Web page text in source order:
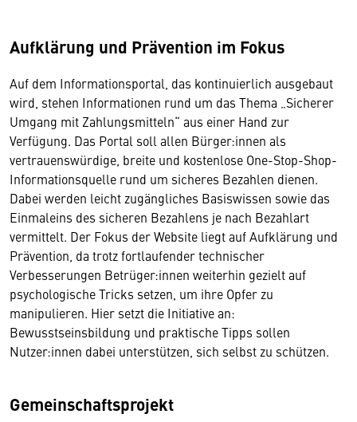
Aufklärung und Prävention im Fokus
Auf dem Informationsportal, das kontinuierlich ausgebaut
wird, stehen Informationen rund um das Thema „Sicherer
Umgang mit Zahlungsmitteln“ aus einer Hand zur
Verfügung. Das Portal soll allen Bürger:innen als
vertrauenswürdige, breite und kostenlose One-Stop-Shop-
Informationsquelle rund um sicheres Bezahlen dienen.
Dabei werden leicht zugängliches Basiswissen sowie das
Einmaleins des sicheren Bezahlens je nach Bezahlart
vermittelt. Der Fokus der Website liegt auf Aufklärung und
Prävention, da trotz fortlaufender technischer
Verbesserungen Betrüger:innen weiterhin gezielt auf
psychologische Tricks setzen, um ihre Opfer zu
manipulieren. Hier setzt die Initiative an:
Bewusstseinsbildung und praktische Tipps sollen
Nutzer:innen dabei unterstützen, sich selbst zu schützen.
Gemeinschaftsprojekt